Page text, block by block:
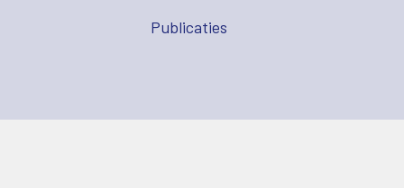
Publicaties